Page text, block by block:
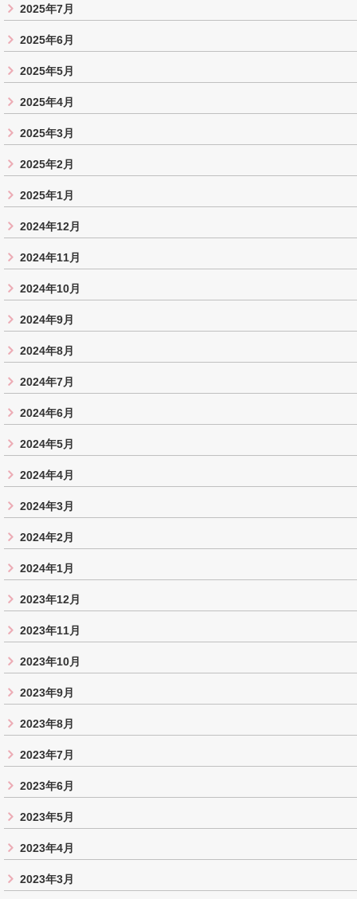
2025年7月
2025年6月
2025年5月
2025年4月
2025年3月
2025年2月
2025年1月
2024年12月
2024年11月
2024年10月
2024年9月
2024年8月
2024年7月
2024年6月
2024年5月
2024年4月
2024年3月
2024年2月
2024年1月
2023年12月
2023年11月
2023年10月
2023年9月
2023年8月
2023年7月
2023年6月
2023年5月
2023年4月
2023年3月